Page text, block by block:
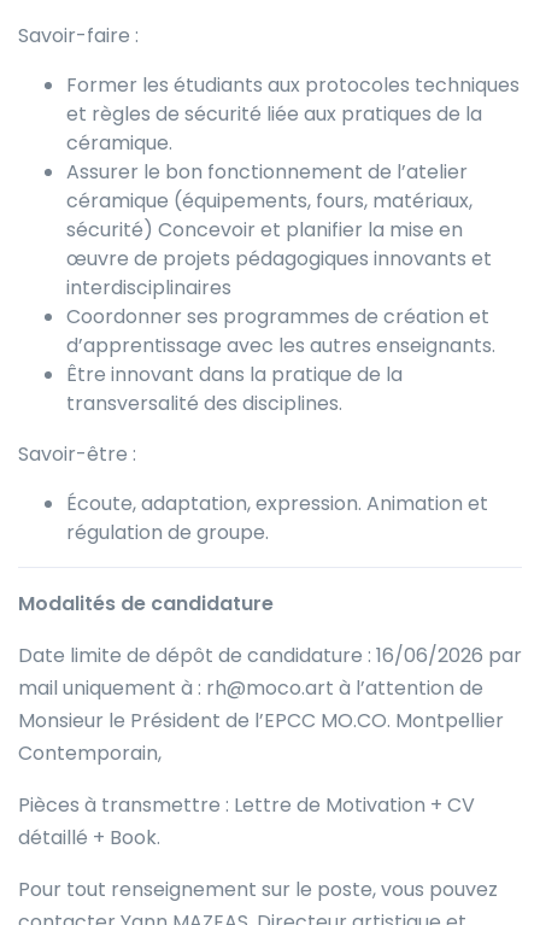
Savoir-faire :
Former les étudiants aux protocoles techniques
et règles de sécurité liée aux pratiques de la
céramique.
Assurer le bon fonctionnement de l’atelier
céramique (équipements, fours, matériaux,
sécurité) Concevoir et planifier la mise en
œuvre de projets pédagogiques innovants et
interdisciplinaires
Coordonner ses programmes de création et
d’apprentissage avec les autres enseignants.
Être innovant dans la pratique de la
transversalité des disciplines.
Savoir-être :
Écoute, adaptation, expression. Animation et
régulation de groupe.
Modalités de candidature
Date limite de dépôt de candidature : 16/06/2026 par
mail uniquement à : rh@moco.art à l’attention de
Monsieur le Président de l’EPCC MO.CO. Montpellier
Contemporain,
Pièces à transmettre : Lettre de Motivation + CV
détaillé + Book.
Pour tout renseignement sur le poste, vous pouvez